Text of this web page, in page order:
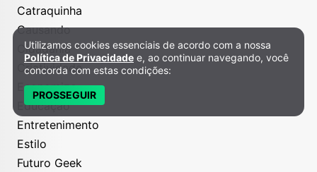
Catraquinha
Causando
Cidadania
Criatividade
Economize
Educação
Entretenimento
Estilo
Futuro Geek
Política de Privacidade e Cookies
Utilizamos cookies essenciais de acordo com a nossa
Política de Privacidade e, ao continuar navegando, você
concorda com estas condições:
PROSSEGUIR